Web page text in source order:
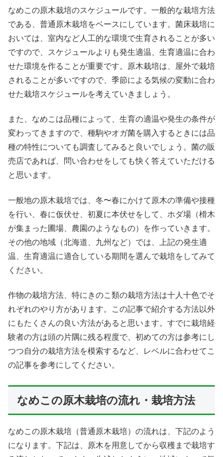
なめこの原木栽培のスケジュールです。一般的な栽培方法
である、普通原木栽培をベースにしています。菌床栽培に
おいては、室内など人工的な環境で生育されることが多い
ですので、スケジュールよりも発生適温、生育適温に合わ
せた環境を作ることが重要です。原木栽培は、屋外で栽培
されることが多いですので、季節による気候の変動に合わ
せた栽培スケジュールを考えていきましょう。
また、なめこは品種によって、生育の適温や発生の条件が
変わってきますので、種駒やオガ菌を購入するときには品
種の特性についても調査してみると良いでしょう。菌の販
売店であれば、問い合わせをしても快く答えていただける
と思います。
一般地の原木栽培では、冬〜春にかけて原木の準備や接種
を行い、春に仮伏せ、初夏に本伏せをして、ホダ場（榾木
が集まった圃場、農園のようなもの）を作っていきます。
その他の地域（北海道、九州など）では、上記の発生適
温、生育適温に適合している期間を選んで栽培をしてみて
ください。
作物の栽培方法、特にきのこ類の栽培方法は十人十色でそ
れぞれのやり方があります。この記事で紹介する方法以外
にもたくさんの良い方法があると思います。すでに栽培経
験者の方は頭の片隅に残る程度で、初めての方は参考にし
つつ自分の栽培方法を模索するなど、レベルに合わせてこ
の記事を参考にしてください。
なめこの原木栽培の流れ・栽培方法
なめこの原木栽培（普通原木栽培）の流れは、下記のよう
になります。下記は、原木を用意してから収穫まで栽培す